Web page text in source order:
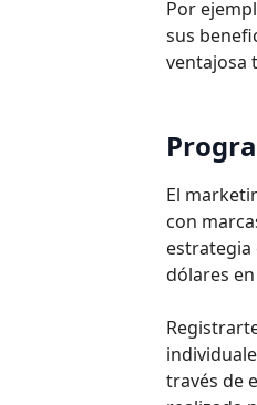
Por
sus
ventajosa
El
con
estrategia
dólares
través de